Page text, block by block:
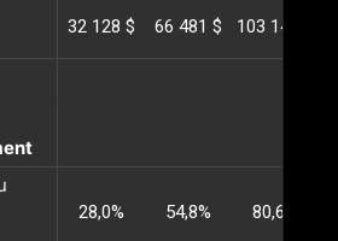
32 128 $ 66 481 $ 103 149 $
28,0% 54,8% 80,6%